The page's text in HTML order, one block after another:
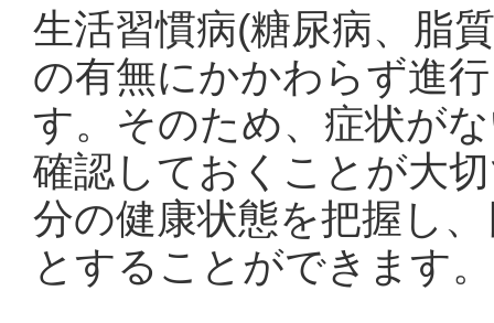
生活習慣病(糖尿病、脂
の有無にかかわらず進
す。そのため、症状が
確認しておくことが大
分の健康状態を把握し
とすることができます。